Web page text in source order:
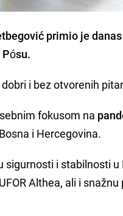
primio je
.
i bez otvorenih
fokusom na
i Hercegovina.
i stabilnosti u
Althea, ali i snažnu